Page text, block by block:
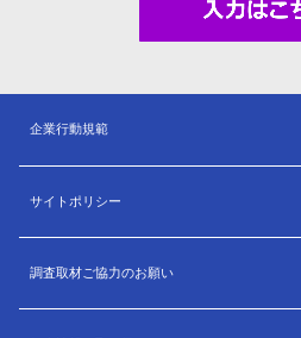
企業行動規範
サイトポリシー
調査取材ご協力のお願い